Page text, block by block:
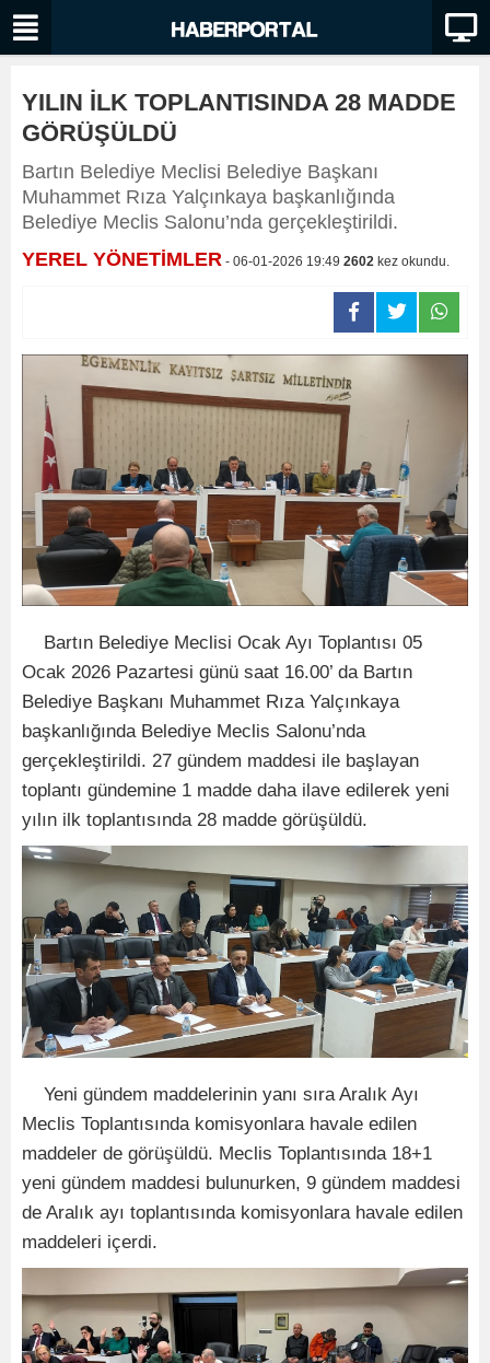
YILIN İLK TOPLANTISINDA 28 MADDE
GÖRÜŞÜLDÜ
Bartın Belediye Meclisi Belediye Başkanı
Muhammet Rıza Yalçınkaya başkanlığında
Belediye Meclis Salonu’nda gerçekleştirildi.
YEREL YÖNETİMLER - 06-01-2026 19:49 2602 kez okundu.
Bartın Belediye Meclisi Ocak Ayı Toplantısı 05
Ocak 2026 Pazartesi günü saat 16.00’ da Bartın
Belediye Başkanı Muhammet Rıza Yalçınkaya
başkanlığında Belediye Meclis Salonu’nda
gerçekleştirildi. 27 gündem maddesi ile başlayan
toplantı gündemine 1 madde daha ilave edilerek yeni
yılın ilk toplantısında 28 madde görüşüldü.
Yeni gündem maddelerinin yanı sıra Aralık Ayı
Meclis Toplantısında komisyonlara havale edilen
maddeler de görüşüldü. Meclis Toplantısında 18+1
yeni gündem maddesi bulunurken, 9 gündem maddesi
de Aralık ayı toplantısında komisyonlara havale edilen
maddeleri içerdi.